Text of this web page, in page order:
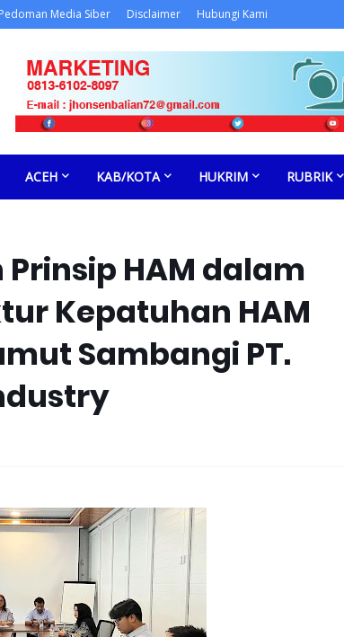
Pedoman Media Siber Disclaimer Hubungi Kami
ACEH KAB/KOTA HUKRIM RUBRIK
HAM dalam
Kepatuhan HAM
Sambangi PT.